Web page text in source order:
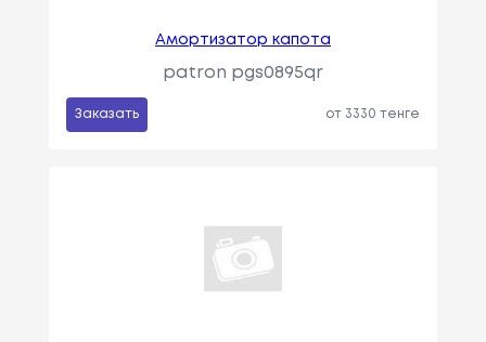
Амортизатор капота
patron pgs0895qr
Заказать от 3330 тенге